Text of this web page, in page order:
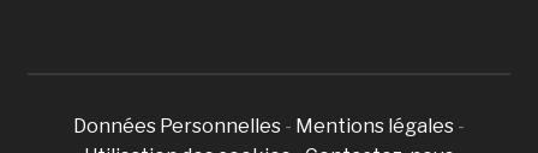
Données Personnelles - Mentions légales -